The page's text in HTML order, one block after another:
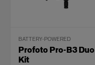
BATTERY-POWERED
Profoto Pro-B3 Duo
Kit